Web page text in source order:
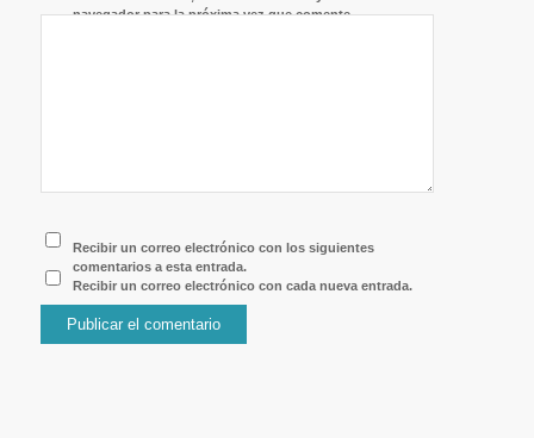
navegador para la próxima vez que comente.
Recibir un correo electrónico con los siguientes
comentarios a esta entrada.
Recibir un correo electrónico con cada nueva entrada.